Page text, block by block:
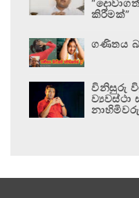
කිරීමක්”
ගණිතය
විනිසුරු
ව්‍යවස්ථා